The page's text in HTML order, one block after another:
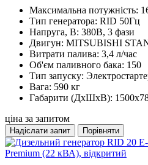
Максимальна потужність:
Тип генератора: RID 50Гц
Напруга, В: 380В, 3 фази
Двигун: MITSUBISHI
Витрати палива: 3,4 л/час
Об'єм паливного бака: 150
Тип запуску:
Вага: 590 кг
Габарити (ДхШхВ):
ціна за запитом
Надіслати запит Порівняти